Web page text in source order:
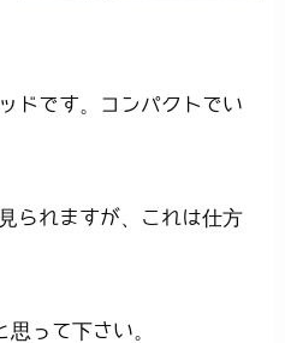
ドです。コンパクトでい
られますが、これは仕方
って下さい。